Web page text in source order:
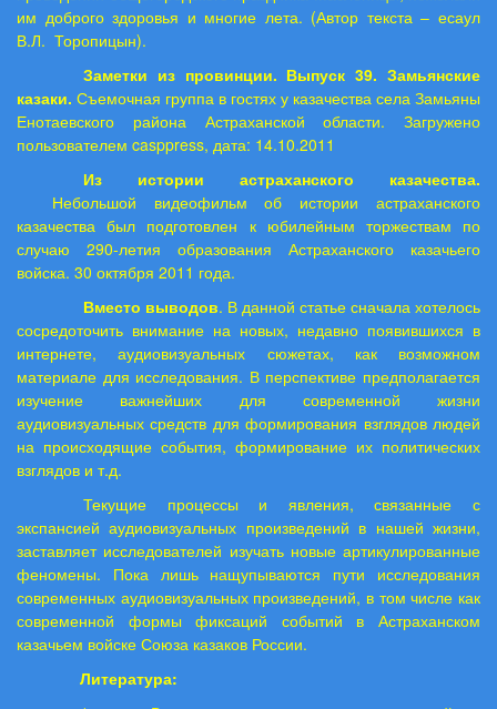
им доброго здоровья и многие лета. (Автор текста – есаул
В.Л. Торопицын).
Заметки из провинции. Выпуск 39. Замьянские
казаки. Съемочная группа в гостях у казачества села Замьяны
Енотаевского района Астраханской области. Загружено
пользователем casppress, дата: 14.10.2011
Из истории астраханского казачества.
Небольшой видеофильм об истории астраханского
казачества был подготовлен к юбилейным торжествам по
случаю 290-летия образования Астраханского казачьего
войска. 30 октября 2011 года.
Вместо выводов. В данной статье сначала хотелось
сосредоточить внимание на новых, недавно появившихся в
интернете, аудиовизуальных сюжетах, как возможном
материале для исследования. В перспективе предполагается
изучение важнейших для современной жизни
аудиовизуальных средств для формирования взглядов людей
на происходящие события, формирование их политических
взглядов и т.д.
Текущие процессы и явления, связанные с
экспансией аудиовизуальных произведений в нашей жизни,
заставляет исследователей изучать новые артикулированные
феномены. Пока лишь нащупываются пути исследования
современных аудиовизуальных произведений, в том числе как
современной формы фиксаций событий в Астраханском
казачьем войске Союза казаков России.
Литература: